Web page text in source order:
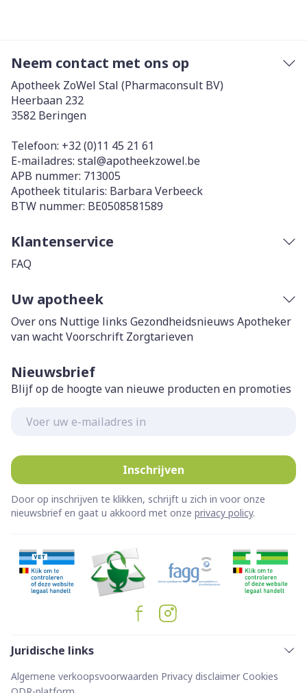
Neem contact met ons op
Apotheek ZoWel Stal (Pharmaconsult BV)
Heerbaan 232
3582 Beringen
Telefoon: +32 (0)11 45 21 61
E-mailadres: stal@apotheekzowel.be
APB nummer: 713005
Apotheek titularis: Barbara Verbeeck
BTW nummer: BE0508581589
Klantenservice
FAQ
Uw apotheek
Over ons Nuttige links Gezondheidsnieuws Apotheker
van wachtVoorschrift Zorgtarieven
Nieuwsbrief
Blijf op de hoogte van nieuwe producten en promoties
Inschrijven
Door op inschrijven te klikken, schrijft u zich in voor onze
nieuwsbrief en gaat u akkoord met onze privacy policy.
Juridische links
Algemene verkoopsvoorwaarden Privacy disclaimer Cookies